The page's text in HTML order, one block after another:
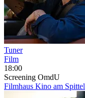
Tuner
Film
18:00
Screening OmdU
Filmhaus Kino am